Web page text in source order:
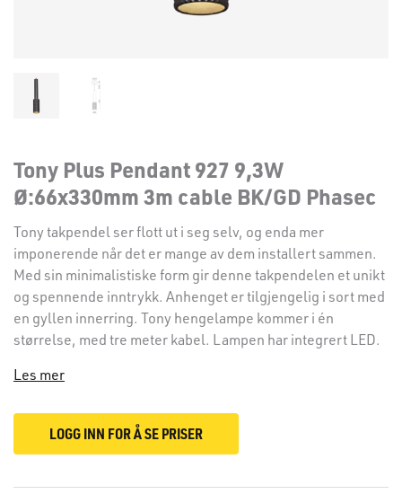
Tony Plus Pendant 927 9,3W
Ø:66x330mm 3m cable BK/GD Phasec
Tony takpendel ser flott ut i seg selv, og enda mer
imponerende når det er mange av dem installert sammen.
Med sin minimalistiske form gir denne takpendelen et unikt
og spennende inntrykk. Anhenget er tilgjengelig i sort med
en gyllen innerring. Tony hengelampe kommer i én
størrelse, med tre meter kabel. Lampen har integrert LED.
Les mer
LOGG INN FOR Å SE PRISER